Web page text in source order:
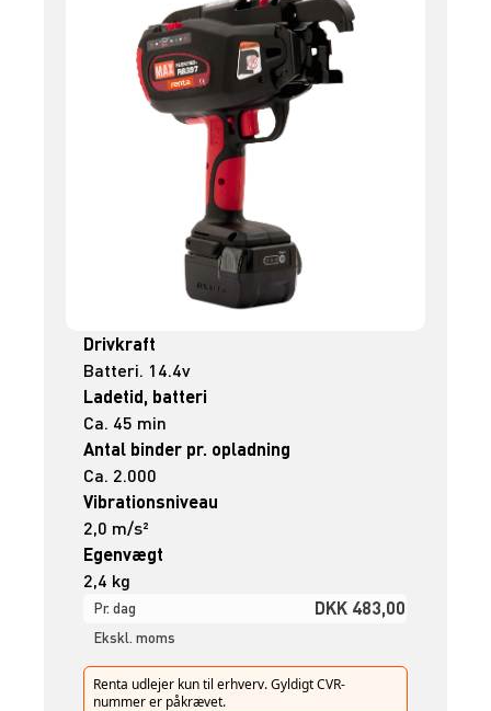
Drivkraft
Batteri. 14.4v
Ladetid, batteri
Ca. 45 min
Antal binder pr. opladning
Ca. 2.000
Vibrationsniveau
2,0 m/s²
Egenvægt
2,4 kg
Pr. dag DKK 483,00
Ekskl. moms
Renta udlejer kun til erhverv. Gyldigt CVR-
nummer er påkrævet.